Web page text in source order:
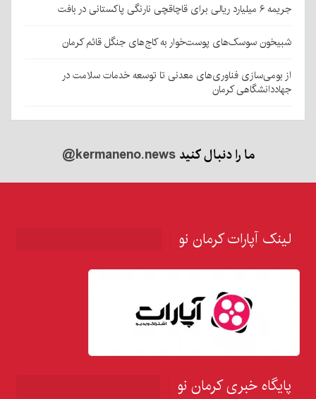
جریمه ۶ میلیارد ریالی برای قاچاقچی نارنگی پاکستانی در بافت
شبیخون سوسک‌های پوست‌خوار به کاج‌های جنگل قائم کرمان
از بومی‌سازی فناوری‌های معدنی تا توسعه خدمات سلامت در
جهاددانشگاهی کرمان
ما را دنبال کنید@kermaneno.news
لینک آپارات کرمان نو
پایگاه خبری کرمان نو